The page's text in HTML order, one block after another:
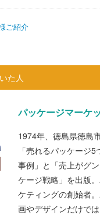
ご紹介
た人
パッケージマーケ
1974年、徳島県徳島
「売れるパッケージ
事例」と「売上がグ
ケージ戦略」を出版
ケティングの創始者
画やデザインだけで